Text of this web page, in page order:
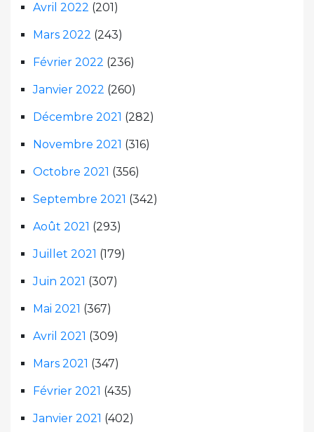
Avril 2022 (201)
Mars 2022 (243)
Février 2022 (236)
Janvier 2022 (260)
Décembre 2021 (282)
Novembre 2021 (316)
Octobre 2021 (356)
Septembre 2021 (342)
Août 2021 (293)
Juillet 2021 (179)
Juin 2021 (307)
Mai 2021 (367)
Avril 2021 (309)
Mars 2021 (347)
Février 2021 (435)
Janvier 2021 (402)